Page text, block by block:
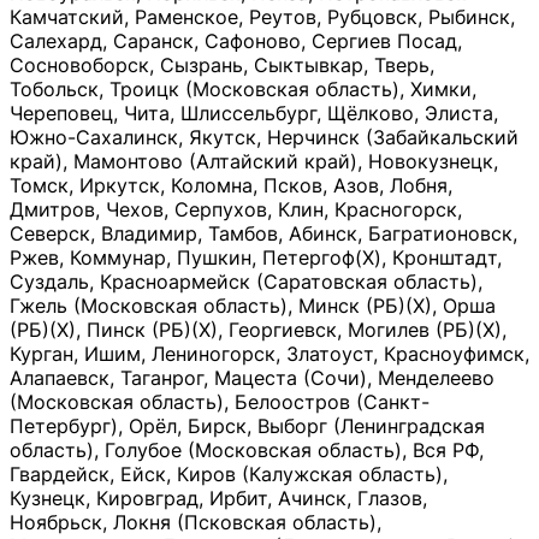
Камчатский, Раменское, Реутов, Рубцовск, Рыбинск,
Салехард, Саранск, Сафоново, Сергиев Посад,
Сосновоборск, Сызрань, Сыктывкар, Тверь,
Тобольск, Троицк (Московская область), Химки,
Череповец, Чита, Шлиссельбург, Щёлково, Элиста,
Южно-Сахалинск, Якутск, Нерчинск (Забайкальский
край), Мамонтово (Алтайский край), Новокузнецк,
Томск, Иркутск, Коломна, Псков, Азов, Лобня,
Дмитров, Чехов, Серпухов, Клин, Красногорск,
Северск, Владимир, Тамбов, Абинск, Багратионовск,
Ржев, Коммунар, Пушкин, Петергоф(Х), Кронштадт,
Суздаль, Красноармейск (Саратовская область),
Гжель (Московская область), Минск (РБ)(Х), Орша
(РБ)(Х), Пинск (РБ)(Х), Георгиевск, Могилев (РБ)(Х),
Курган, Ишим, Лениногорск, Златоуст, Красноуфимск,
Алапаевск, Таганрог, Мацеста (Сочи), Менделеево
(Московская область), Белоостров (Санкт-
Петербург), Орёл, Бирск, Выборг (Ленинградская
область), Голубое (Московская область), Вся РФ,
Гвардейск, Ейск, Киров (Калужская область),
Кузнецк, Кировград, Ирбит, Ачинск, Глазов,
Ноябрьск, Локня (Псковская область),